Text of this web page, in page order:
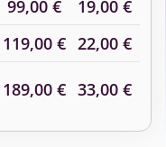
99,00 €
19,00 €
119,00 € 22,00 €
189,00 € 33,00 €